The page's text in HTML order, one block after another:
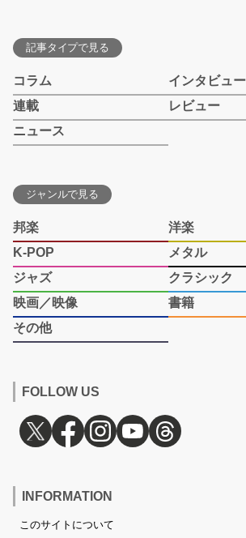
記事タイプで見る
コラム
インタビュー
連載
レビュー
ニュース
ジャンルで見る
邦楽
洋楽
K-POP
メタル
ジャズ
クラシック
映画／映像
書籍
その他
FOLLOW US
INFORMATION
このサイトについて